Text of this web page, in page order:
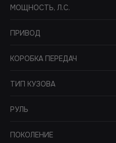
МОЩНОСТЬ, Л.С.
ПРИВОД
КОРОБКА ПЕРЕДАЧ
ТИП КУЗОВА
РУЛЬ
ПОКОЛЕНИЕ